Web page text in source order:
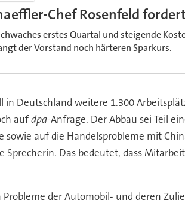
Chef Rosenfeld
erstes Quartal und steigende
der Vorstand noch härteren Sparkurs.
Deutschland weitere 1.300
aufdpa-Anfrage. Der Abbau sei Teil
auf die Handelsprobleme mit
Das bedeutet, dass
der Automobil- und deren